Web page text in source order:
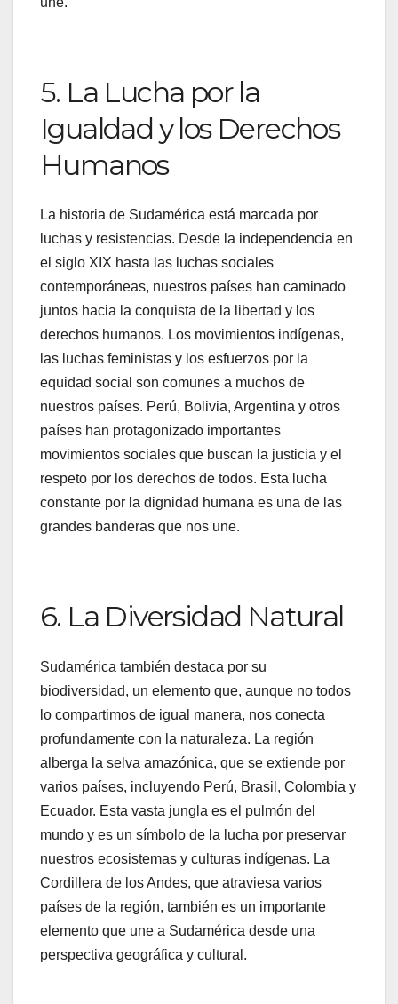
5. La Lucha por la
Igualdad y los Derechos
Humanos
La historia de Sudamérica está marcada por
luchas y resistencias. Desde la independencia en
el siglo XIX hasta las luchas sociales
contemporáneas, nuestros países han caminado
juntos hacia la conquista de la libertad y los
derechos humanos. Los movimientos indígenas,
las luchas feministas y los esfuerzos por la
equidad social son comunes a muchos de
nuestros países. Perú, Bolivia, Argentina y otros
países han protagonizado importantes
movimientos sociales que buscan la justicia y el
respeto por los derechos de todos. Esta lucha
constante por la dignidad humana es una de las
grandes banderas que nos une.
6. La Diversidad Natural
Sudamérica también destaca por su
biodiversidad, un elemento que, aunque no todos
lo compartimos de igual manera, nos conecta
profundamente con la naturaleza. La región
alberga la selva amazónica, que se extiende por
varios países, incluyendo Perú, Brasil, Colombia y
Ecuador. Esta vasta jungla es el pulmón del
mundo y es un símbolo de la lucha por preservar
nuestros ecosistemas y culturas indígenas. La
Cordillera de los Andes, que atraviesa varios
países de la región, también es un importante
elemento que une a Sudamérica desde una
perspectiva geográfica y cultural.